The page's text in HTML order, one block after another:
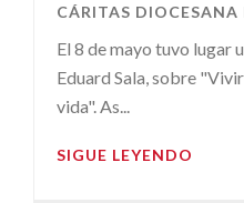
CÁRITAS DIOCESANA
El 8 de mayo tuvo lugar
Eduard Sala, sobre
vida". As...
SIGUE LEYENDO